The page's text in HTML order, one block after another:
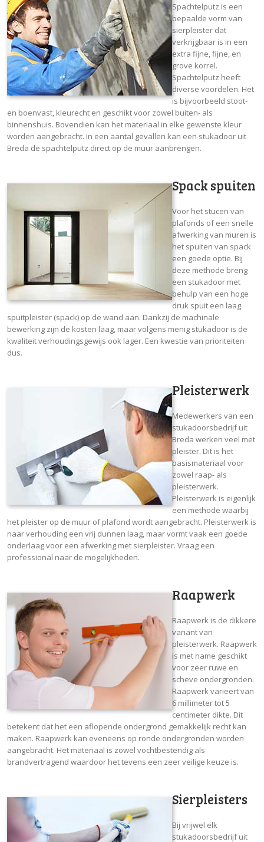
Spachtelputz is een
bepaalde vorm van
sierpleister dat
verkrijgbaar is in een
extra fijne, fijne, en
grove korrel.
Spachtelputz heeft
diverse voordelen. Het
is bijvoorbeeld stoot-
en boenvast, kleurecht en geschikt voor zowel buiten- als
binnenshuis. Bovendien kan het materiaal in elke gewenste kleur
worden aangebracht. In een aantal gevallen kan een stukadoor uit
Breda de spachtelputz direct op de muur aanbrengen.
Spack spuiten
Voor het stucen van
plafonds of een snelle
afwerking van muren is
het spuiten van spack
een goede optie. Bij
deze methode breng
een stukadoor met
behulp van een hoge
druk spuit een laag
spuitpleister (spack) op de wand aan. Dankzij de machinale
bewerking zijn de kosten laag, maar volgens menig stukadoor is de
kwaliteit verhoudingsgewijs ook lager. Een kwestie van prioriteiten
dus.
Pleisterwerk
Medewerkers van een
stukadoorsbedrijf uit
Breda werken veel met
pleister. Dit is het
basismateriaal voor
zowel raap- als
pleisterwerk.
Pleisterwerk is eigenlijk
een methode waarbij
het pleister op de muur of plafond wordt aangebracht. Pleisterwerk is
naar verhouding een vrij dunnen laag, maar vormt vaak een goede
onderlaag voor een afwerking met sierpleister. Vraag een
professional naar de mogelijkheden.
Raapwerk
Raapwerk is de dikkere
variant van
pleisterwerk. Raapwerk
is met name geschikt
voor zeer ruwe en
scheve ondergronden.
Raapwerk varieert van
6 millimeter tot 5
centimeter dikte. Dit
betekent dat het een aflopende ondergrond gemakkelijk recht kan
maken. Raapwerk kan eveneens op ronde ondergronden worden
aangebracht. Het materiaal is zowel vochtbestendig als
brandvertragend waardoor het tevens een zeer veilige keuze is.
Sierpleisters
Bij vrijwel elk
stukadoorsbedrijf uit